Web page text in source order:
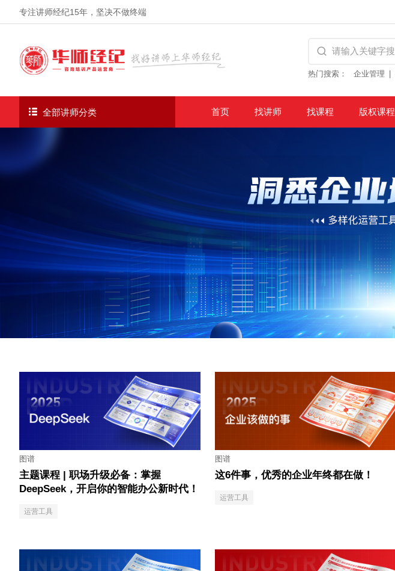
专注讲师经纪15年 ，坚决不做终端
热门搜索： 企业管理
全部讲师分类 首页 找讲师 找课程 版权课程
图谱
主题课程 | 职场升级必备：掌握
DeepSeek，开启你的智能办公新时代！
运营工具
图谱
这6件事，优秀的企业年终都在做！
运营工具